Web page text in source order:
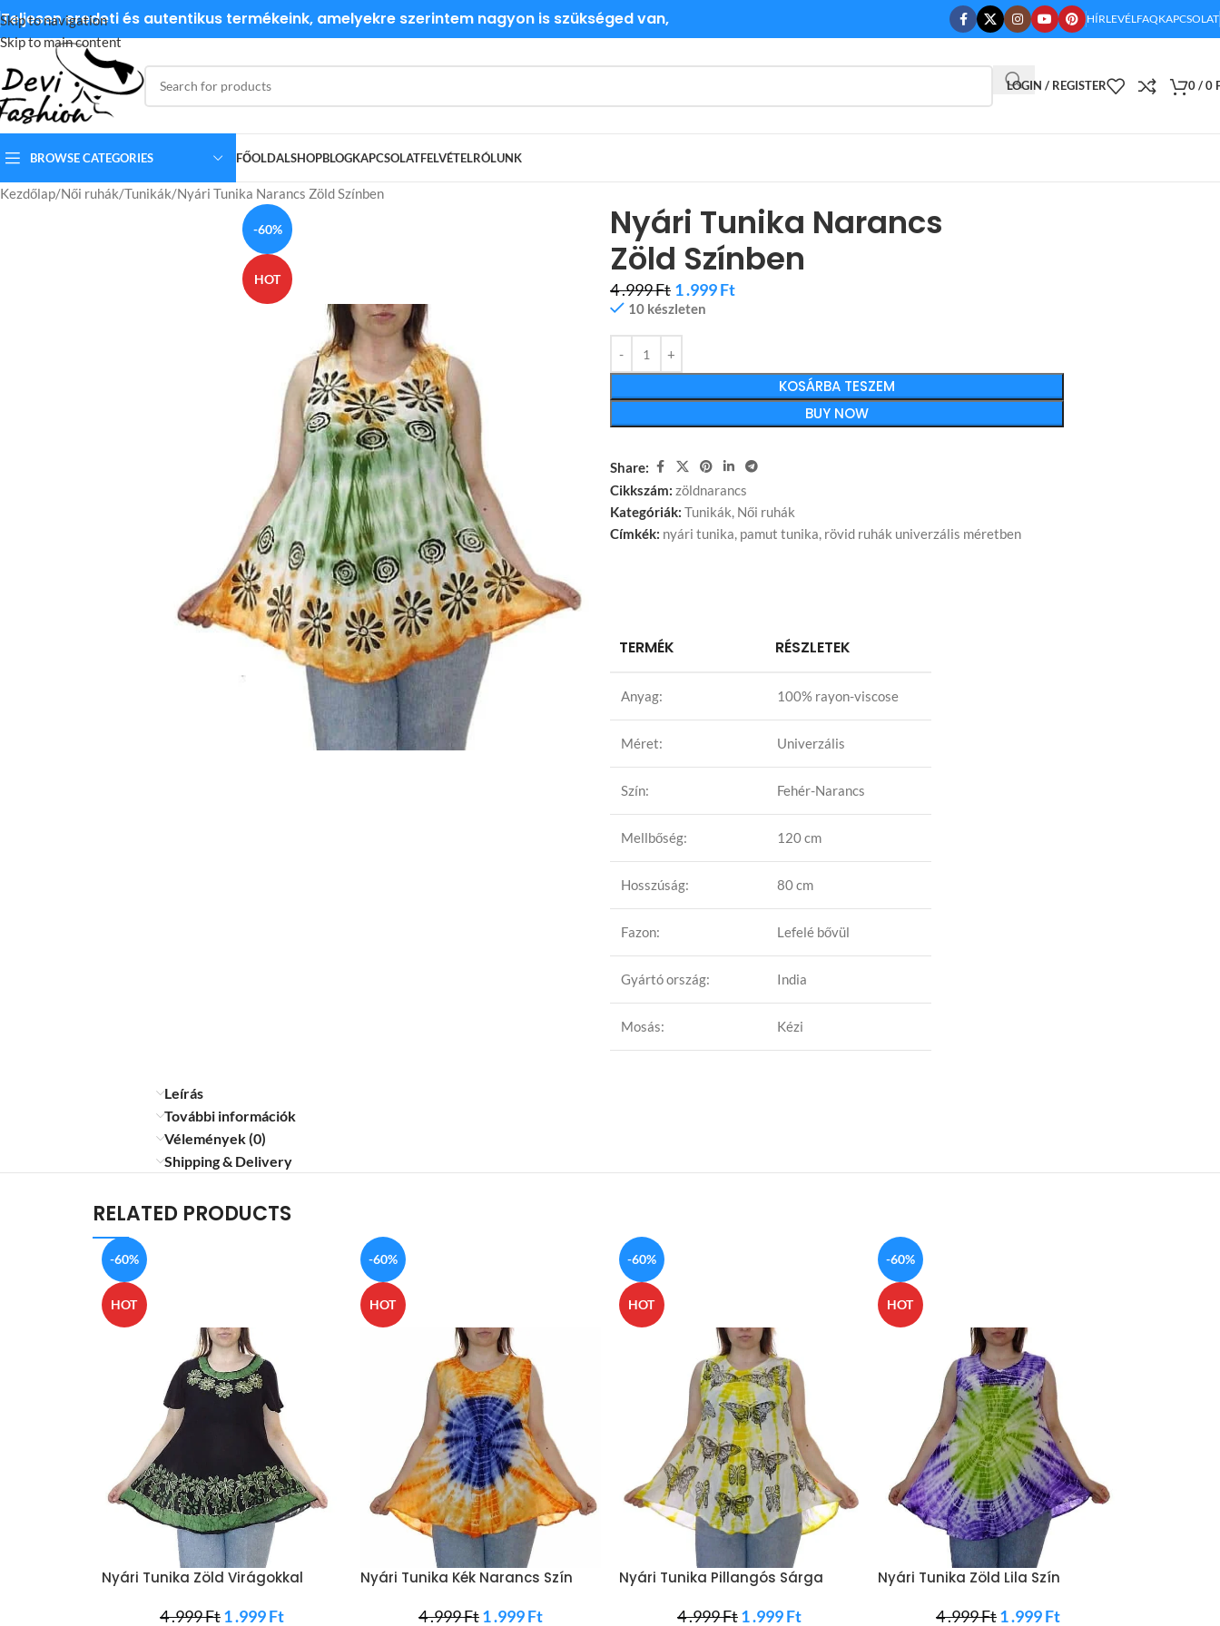
Skip to navigation
Skip to main content
Teljesen eredeti és autentikus termékeink, amelyekre szerintem nagyon is szükséged van, HÍRLEVÉLFAQKAPCSOLAT
LOGIN / REGISTER 0/0
BROWSE CATEGORIES FŐOLDALSHOPBLOGKAPCSOLATFELVÉTELRÓLUNK
Kezdőlap Női ruhák Tunikák Nyári Tunika Narancs Zöld Színben
-60%
HOT
Nyári Tunika Narancs
Zöld Színben
4 .999Ft 1 .999Ft
10 készleten
KOSÁRBA TESZEM
BUY NOW
Share:
Cikkszám: zöldnarancs
Kategóriák: Tunikák, Női ruhák
Címkék: nyári tunika, pamut tunika, rövid ruhák univerzális méretben
TERMÉK RÉSZLETEK
Anyag: 100% rayon-viscose
Méret: Univerzális
Szín: Fehér-Narancs
Mellbőség: 120 cm
Hosszúság: 80 cm
Fazon: Lefelé bővül
Gyártó ország: India
Mosás: Kézi
Leírás
További információk
Vélemények (0)
Shipping & Delivery
RELATED PRODUCTS
-60%
HOT
Nyári Tunika Zöld Virágokkal
4 .999Ft1 .999Ft
-60%
HOT
Nyári Tunika Kék Narancs Szín
4 .999Ft1 .999Ft
-60%
HOT
Nyári Tunika Pillangós Sárga
4 .999Ft1 .999Ft
-60%
HOT
Nyári Tunika Zöld Lila Szín
4 .999Ft1 .999Ft